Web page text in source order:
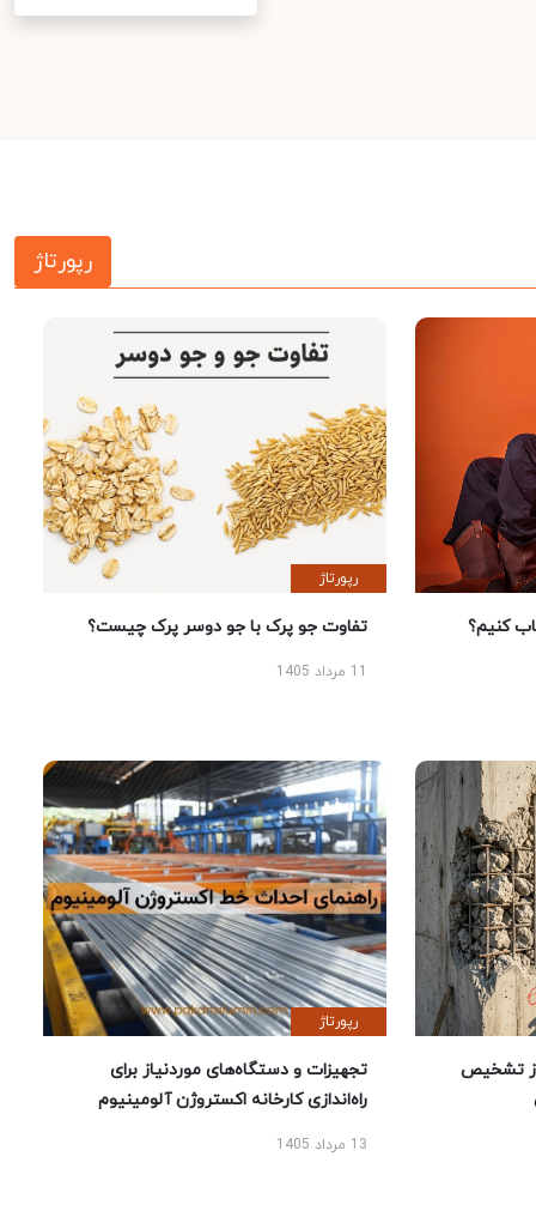
رپورتاژ
کنیم؟
رپورتاژ
تفاوت جو پرک با جو دوسر پرک چیست؟
تشخیص
رپورتاژ
تجهیزات و دستگاه‌های موردنیاز برای
راه‌اندازی کارخانه اکستروژن آلومینیوم
13 مرداد 1405